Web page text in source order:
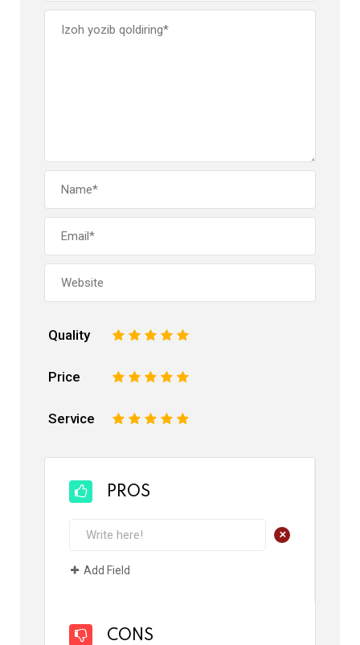
Quality 5
4
3
2
Price 5
4
3
2
Service 5
4
3
2
PROS
+
Add Field
CONS